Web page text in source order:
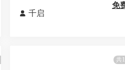
 千启
免
共